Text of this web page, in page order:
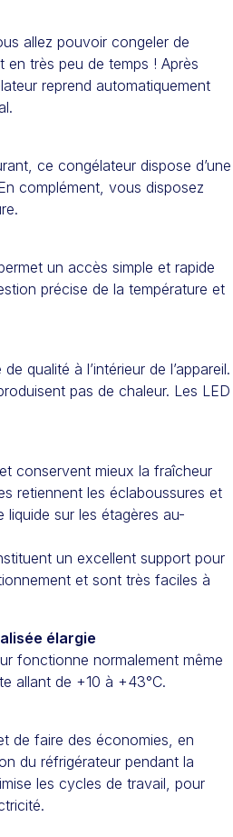
allez pouvoir congeler de
en très peu de temps ! Après
reprend automatiquement
ce congélateur dispose d’une
complément, vous disposez
un accès simple et rapide
précise de la température et
qualité à l’intérieur de l’appareil.
pas de chaleur. Les LED
conservent mieux la fraîcheur
retiennent les éclaboussures et
sur les étagères au-
un excellent support pour
et sont très faciles à
élargie
fonctionne normalement même
allant de +10 à +43°C.
de faire des économies, en
du réfrigérateur pendant la
les cycles de travail, pour